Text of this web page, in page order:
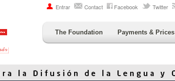
Entrar Contact Facebook Twitter
The Foundation Payments & Prices